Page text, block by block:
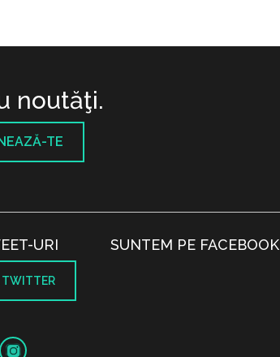
noutăţi.
TE
URI
TWITTER
SUNTEM PE FACEBOOK